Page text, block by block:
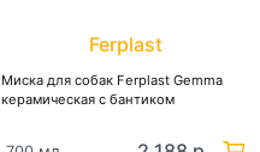
Ferplast
Миска для собак Ferplast Gemma
керамическая с бантиком